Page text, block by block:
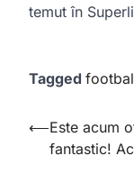
temut în
Tagged
Post
navigation
⟵Este acum
fantastic!